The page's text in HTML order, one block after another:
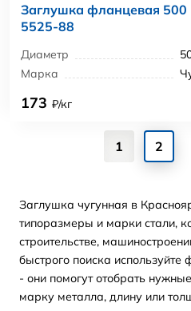
Заглушка фланцевая
5525-88
Диаметр
Марка
173 ₽/кг
1 2
Заглушка чугунная в
типоразмеры и марки стали,
строительстве,
быстрого поиска используйте
- они помогут отобрать
марку металла, длину или